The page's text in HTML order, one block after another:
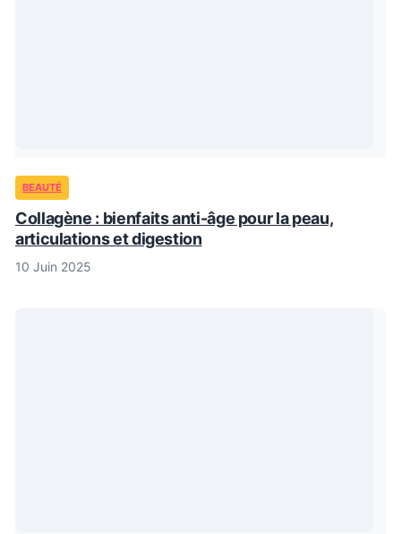
BEAUTÉ
Collagène : bienfaits anti-âge pour la peau,
articulations et digestion
10 Juin 2025